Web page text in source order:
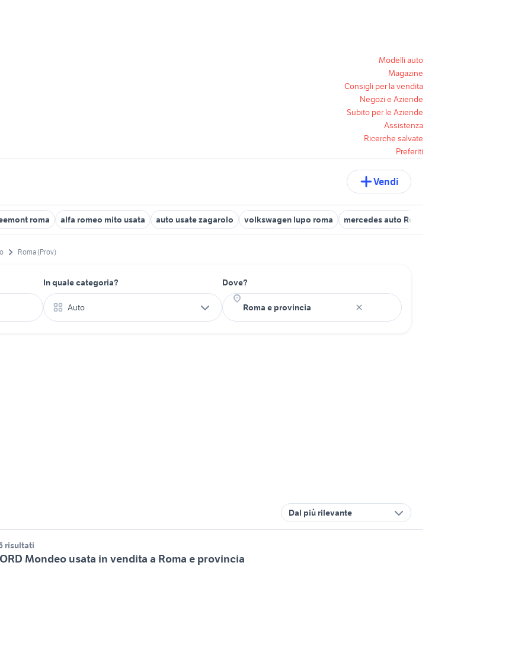
Modelli auto
Magazine
Consigli per la vendita
Negozi e Aziende
Subito per le Aziende
Assistenza
Ricerche salvate
Preferiti
Vendi
roma alfa romeo mito usata auto usate zagarolo volkswagen lupo roma mercedes auto Roma provincia
Roma (Prov)
In quale categoria?
Auto
Dove?
Dal più rilevante
risultati
Mondeo usata in vendita a Roma e provincia